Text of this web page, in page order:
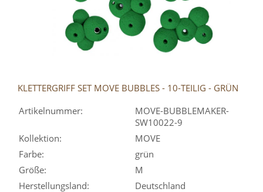
KLETTERGRIFF SET MOVE BUBBLES - 10-TEILIG - GRÜN
Artikelnummer:
MOVE-BUBBLEMAKER-
SW10022-9
Kollektion:
MOVE
Farbe:
grün
Größe:
M
Herstellungsland:
Deutschland